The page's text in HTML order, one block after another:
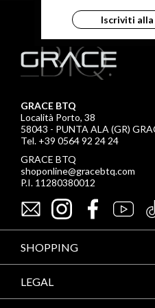
GRACE BTQ
Località Porto, 38
58043 - PUNTA ALA (GR)
Tel. +39 0564 92 24 24
GRACE BTQ
shoponline@gracebtq.com
P.I. 11280380012
SHOPPING
LEGAL
Iscriviti